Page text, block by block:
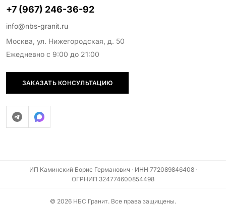
+7 (967) 246-36-92
info@nbs-granit.ru
Москва, ул. Нижегородская, д. 50
Ежедневно с 9:00 до 21:00
ЗАКАЗАТЬ КОНСУЛЬТАЦИЮ
ИП Каминский Борис Германович · ИНН 772089846408 ·
ОГРНИП 324774600854498
© 2026 НБС Гранит. Все права защищены.